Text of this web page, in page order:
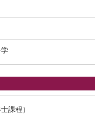
課程）